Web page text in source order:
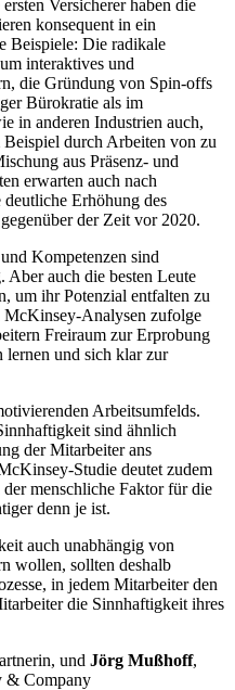
Versicherer haben die
konsequent in ein
Beispiele: Die radikale
interaktives und
die Gründung von Spin-offs
Bürokratie als im
in anderen Industrien auch,
durch Arbeiten von zu
aus Präsenz- und
erwarten auch nach
Erhöhung des
der Zeit vor 2020.
Kompetenzen sind
auch die besten Leute
um ihr Potenzial entfalten zu
McKinsey-Analysen zufolge
Freiraum zur Erprobung
lernen und sich klar zur
Arbeitsumfelds.
sind ähnlich
der Mitarbeiter ans
Studie deutet zudem
menschliche Faktor für die
denn je ist.
auch unabhängig von
wollen, sollten deshalb
in jedem Mitarbeiter den
die Sinnhaftigkeit ihres
und Jörg Mußhoff,
& Company